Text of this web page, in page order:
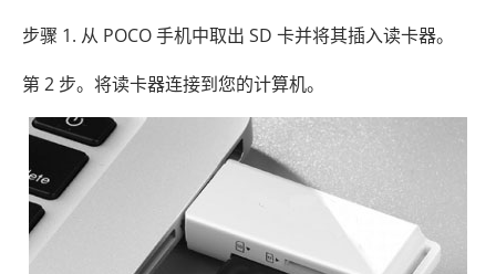
步骤 1. 从 POCO 手机中取出 SD 卡并将其插入读卡器。
第 2 步。将读卡器连接到您的计算机。